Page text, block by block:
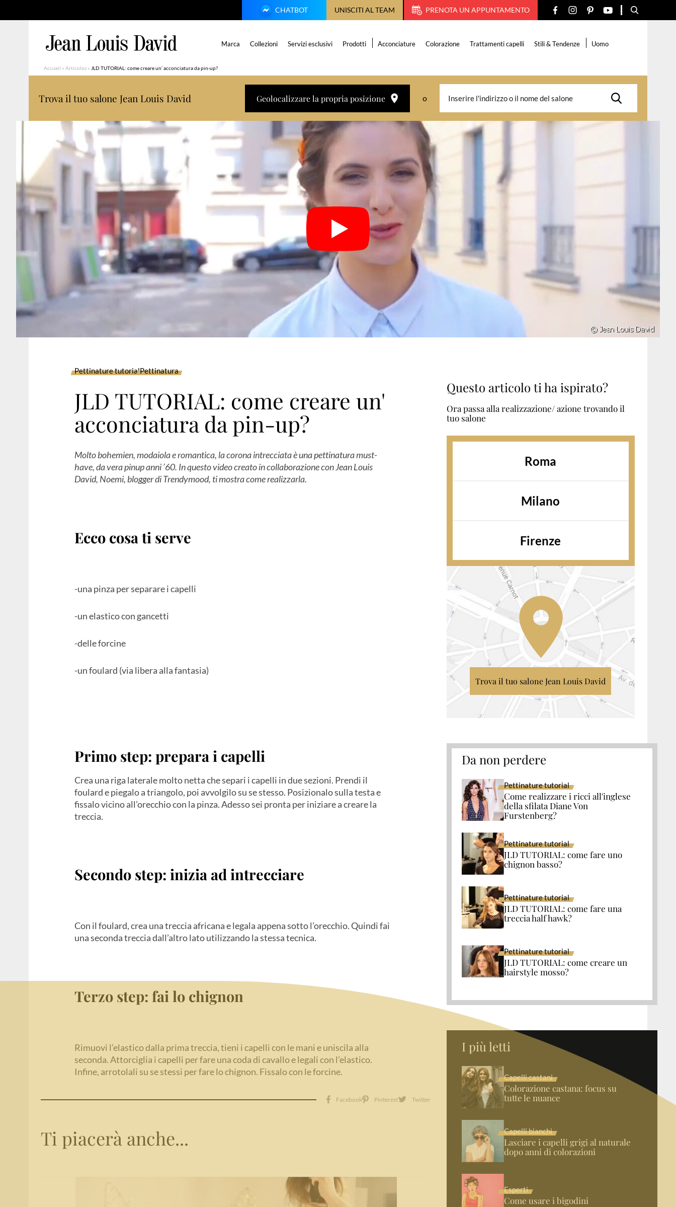
CHATBOT UNISCITI AL TEAM PRENOTA UN APPUNTAMENTO
Marca Collezioni Servizi esclusivi Prodotti Acconciature Colorazione Trattamenti capelli Stili & Tendenze Uomo
Accueil » Articolos » JLD TUTORIAL: come creare un’ acconciatura da pin-up?
Trova il tuo salone Jean Louis David Geolocalizzare la propria posizione o
Pettinature tutorialPettinatura
JLD TUTORIAL: come creare un'
acconciatura da pin-up?
Molto bohemien, modaiola e romantica, la corona intrecciata è una pettinatura must-
have, da vera pinup anni ’60. In questo video creato in collaborazione con Jean Louis
David, Noemi, blogger di Trendymood, ti mostra come realizzarla.
Ecco cosa ti serve
-una pinza per separare i capelli
-un elastico con gancetti
-delle forcine
-un foulard (via libera alla fantasia)
Primo step: prepara i capelli
Crea una riga laterale molto netta che separi i capelli in due sezioni. Prendi il
foulard e piegalo a triangolo, poi avvolgilo su se stesso. Posizionalo sulla testa e
fissalo vicino all’orecchio con la pinza. Adesso sei pronta per iniziare a creare la
treccia.
Secondo step: inizia ad intrecciare
Con il foulard, crea una treccia africana e legala appena sotto l’orecchio. Quindi fai
una seconda treccia dall’altro lato utilizzando la stessa tecnica.
Terzo step: fai lo chignon
Rimuovi l’elastico dalla prima treccia, tieni i capelli con le mani e uniscila alla
seconda. Attorciglia i capelli per fare una coda di cavallo e legali con l’elastico.
Infine, arrotolali su se stessi per fare lo chignon. Fissalo con le forcine.
Ti piacerà anche...
Questo articolo ti ha ispirato?
Ora passa alla realizzazione/ azione trovando il
tuo salone
Roma
Milano
Firenze
Trova il tuo salone Jean Louis David
Da non perdere
Pettinature tutorial
Come realizzare i ricci all'inglese
della sfilata Diane Von
Furstenberg?
Pettinature tutorial
JLD TUTORIAL: come fare uno
chignon basso?
Pettinature tutorial
JLD TUTORIAL: come fare una
treccia half hawk?
Pettinature tutorial
JLD TUTORIAL: come creare un
hairstyle mosso?
I più letti
Capelli castani
Colorazione castana: focus su
tutte le nuance
Capelli bianchi
Lasciare i capelli grigi al naturale
dopo anni di colorazioni
Esperti
Come usare i bigodini